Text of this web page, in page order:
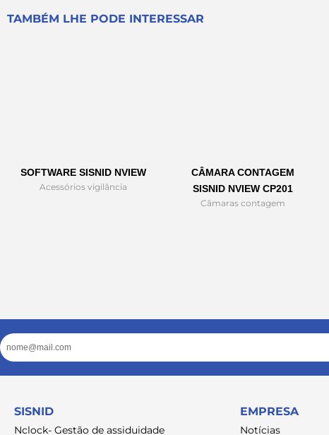
TAMBÉM LHE PODE INTERESSAR
SOFTWARE SISNID NVIEW
Acessórios vigilância
CÂMARA CONTAGEM
SISNID NVIEW CP201
Câmaras contagem
Email
SISNID
Nclock- Gestão de assiduidade
EMPRESA
Notícias